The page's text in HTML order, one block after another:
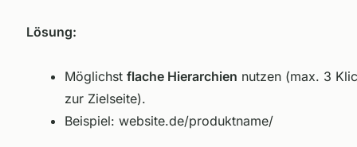
Lösung:
Möglichst flache Hierarchien nutzen (max. 3
zur Zielseite).
Beispiel: website.de/produktname/